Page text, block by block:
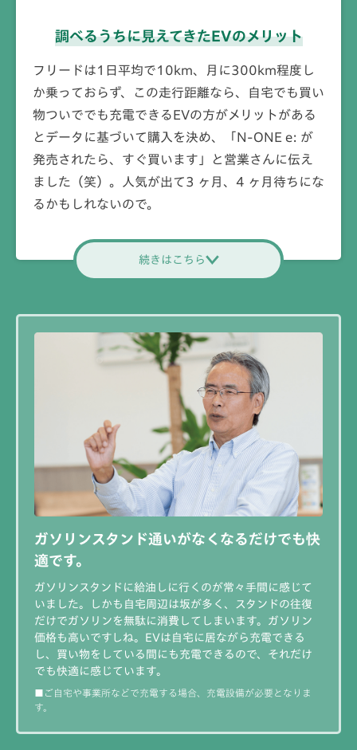
調べるうちに見えてきたEVのメリット
フリードは1日平均で10km、月に300km程度し
か乗っておらず、この走行距離なら、自宅でも買い
物ついででも充電できるEVの方がメリットがある
とデータに基づいて購入を決め、「N-ONE e: が
発売されたら、すぐ買います」と営業さんに伝え
ました（笑）。人気が出て3 ヶ月、4 ヶ月待ちにな
るかもしれないので。
続きはこちら
ガソリンスタンド通いがなくなるだけでも快
適です。
ガソリンスタンドに給油しに行くのが常々手間に感じて
いました。しかも自宅周辺は坂が多く、スタンドの往復
だけでガソリンを無駄に消費してしまいます。ガソリン
価格も高いですしね。EVは自宅に居ながら充電できる
し、買い物をしている間にも充電できるので、それだけ
でも快適に感じています。
■ご自宅や事業所などで充電する場合、充電設備が必要となりま
す。